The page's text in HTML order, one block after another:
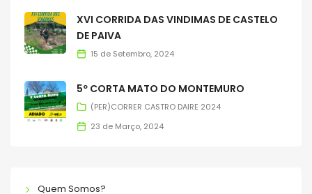
XVI CORRIDA DAS VINDIMAS DE CASTELO
DE PAIVA
15 de Setembro, 2024
5º CORTA MATO DO MONTEMURO
(PER)CORRER CASTRO DAIRE 2024
23 de Março, 2024
Quem Somos?